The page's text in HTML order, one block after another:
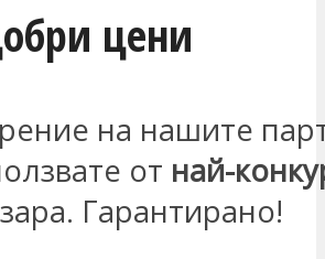
цени
на нашите
от най-
Гарантирано!